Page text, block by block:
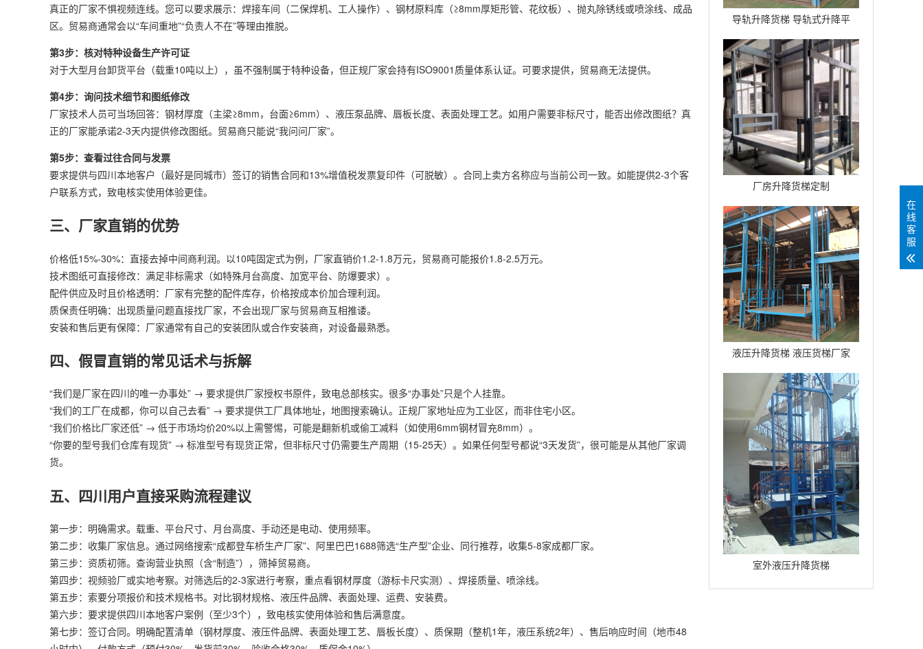
导轨升降货梯 导轨式升降平
台
厂房升降货梯定制
液压升降货梯 液压货梯厂家
室外液压升降货梯
真正的厂家不惧视频连线。您可以要求展示：焊接车间（二保焊机、工人操作）、钢材原料库（≥8mm厚矩形管、花纹板）、抛丸除锈线或喷涂线、成品
区。贸易商通常会以“车间重地”“负责人不在”等理由推脱。
第3步：核对特种设备生产许可证
对于大型月台卸货平台（载重10吨以上），虽不强制属于特种设备，但正规厂家会持有ISO9001质量体系认证。可要求提供，贸易商无法提供。
第4步：询问技术细节和图纸修改
厂家技术人员可当场回答：钢材厚度（主梁≥8mm，台面≥6mm）、液压泵品牌、唇板长度、表面处理工艺。如用户需要非标尺寸，能否出修改图纸？真
正的厂家能承诺2-3天内提供修改图纸。贸易商只能说“我问问厂家”。
第5步：查看过往合同与发票
要求提供与四川本地客户（最好是同城市）签订的销售合同和13%增值税发票复印件（可脱敏）。合同上卖方名称应与当前公司一致。如能提供2-3个客
户联系方式，致电核实使用体验更佳。
三、厂家直销的优势
价格低15%-30%：直接去掉中间商利润。以10吨固定式为例，厂家直销价1.2-1.8万元，贸易商可能报价1.8-2.5万元。
技术图纸可直接修改：满足非标需求（如特殊月台高度、加宽平台、防爆要求）。
配件供应及时且价格透明：厂家有完整的配件库存，价格按成本价加合理利润。
质保责任明确：出现质量问题直接找厂家，不会出现厂家与贸易商互相推诿。
安装和售后更有保障：厂家通常有自己的安装团队或合作安装商，对设备最熟悉。
四、假冒直销的常见话术与拆解
“我们是厂家在四川的唯一办事处” → 要求提供厂家授权书原件，致电总部核实。很多“办事处”只是个人挂靠。
“我们的工厂在成都，你可以自己去看” → 要求提供工厂具体地址，地图搜索确认。正规厂家地址应为工业区，而非住宅小区。
“我们价格比厂家还低” → 低于市场均价20%以上需警惕，可能是翻新机或偷工减料（如使用6mm钢材冒充8mm）。
“你要的型号我们仓库有现货” → 标准型号有现货正常，但非标尺寸仍需要生产周期（15-25天）。如果任何型号都说“3天发货”，很可能是从其他厂家调
货。
五、四川用户直接采购流程建议
第一步：明确需求。载重、平台尺寸、月台高度、手动还是电动、使用频率。
第二步：收集厂家信息。通过网络搜索“成都登车桥生产厂家”、阿里巴巴1688筛选“生产型”企业、同行推荐，收集5-8家成都厂家。
第三步：资质初筛。查询营业执照（含“制造”），筛掉贸易商。
第四步：视频验厂或实地考察。对筛选后的2-3家进行考察，重点看钢材厚度（游标卡尺实测）、焊接质量、喷涂线。
第五步：索要分项报价和技术规格书。对比钢材规格、液压件品牌、表面处理、运费、安装费。
第六步：要求提供四川本地客户案例（至少3个），致电核实使用体验和售后满意度。
第七步：签订合同。明确配置清单（钢材厚度、液压件品牌、表面处理工艺、唇板长度）、质保期（整机1年，液压系统2年）、售后响应时间（地市48
在
线
客
服